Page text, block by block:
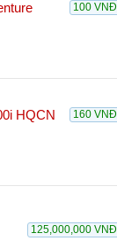
100 VNĐ
160 VNĐ
HQCN
125,000,000 VNĐ